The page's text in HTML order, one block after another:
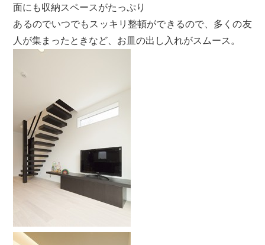
面にも収納スペースがたっぷり
あるのでいつでもスッキリ整頓ができるので、多くの友
人が集まったときなど、お皿の出し入れがスムース。